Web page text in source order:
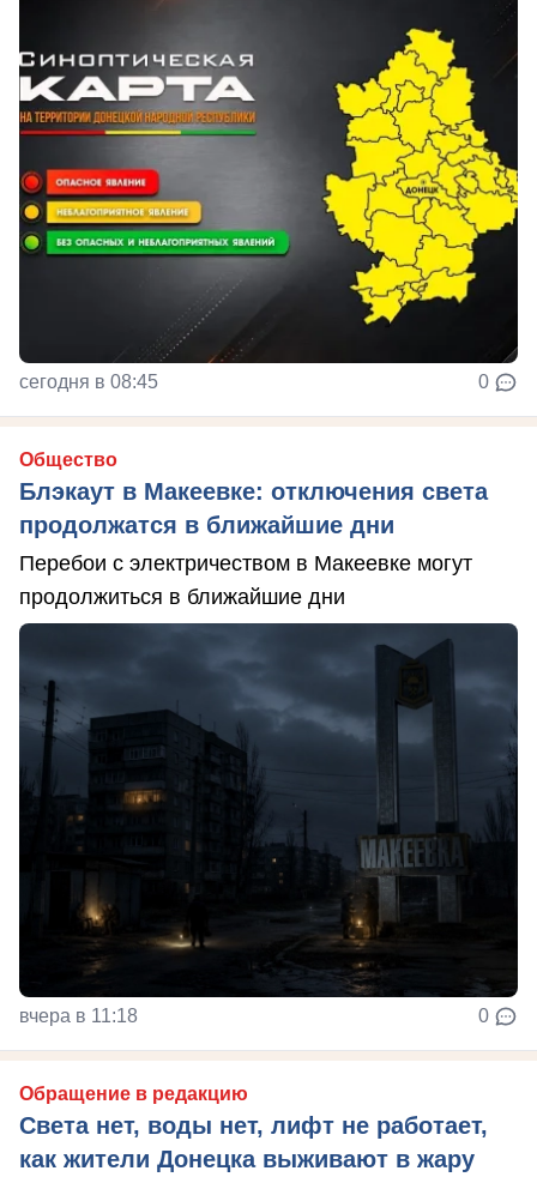
сегодня в 08:45 0
Общество
Блэкаут в Макеевке: отключения света
продолжатся в ближайшие дни
Перебои с электричеством в Макеевке могут
продолжиться в ближайшие дни
вчера в 11:18 0
Обращение в редакцию
Света нет, воды нет, лифт не работает,
как жители Донецка выживают в жару